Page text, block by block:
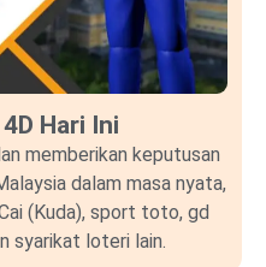
Hari Ini
memberikan keputusan
dalam masa nyata,
(Kuda), sport toto, gd
syarikat loteri lain.